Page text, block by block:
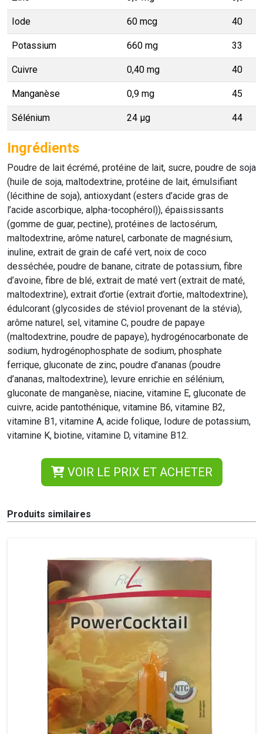
Iode 60 mcg 40
Potassium 660 mg 33
Cuivre 0,40 mg 40
Manganèse 0,9 mg 45
Sélénium 24 µg 44
Ingrédients
Poudre de lait écrémé, protéine de lait, sucre, poudre de soja
(huile de soja, maltodextrine, protéine de lait, émulsifiant
(lécithine de soja), antioxydant (esters d’acide gras de
l’acide ascorbique, alpha-tocophérol)), épaississants
(gomme de guar, pectine), protéines de lactosérum,
maltodextrine, arôme naturel, carbonate de magnésium,
inuline, extrait de grain de café vert, noix de coco
desséchée, poudre de banane, citrate de potassium, fibre
d’avoine, fibre de blé, extrait de maté vert (extrait de maté,
maltodextrine), extrait d’ortie (extrait d’ortie, maltodextrine),
édulcorant (glycosides de stéviol provenant de la stévia),
arôme naturel, sel, vitamine C, poudre de papaye
(maltodextrine, poudre de papaye), hydrogénocarbonate de
sodium, hydrogénophosphate de sodium, phosphate
ferrique, gluconate de zinc, poudre d’ananas (poudre
d’ananas, maltodextrine), levure enrichie en sélénium,
gluconate de manganèse, niacine, vitamine E, gluconate de
cuivre, acide pantothénique, vitamine B6, vitamine B2,
vitamine B1, vitamine A, acide folique, Iodure de potassium,
vitamine K, biotine, vitamine D, vitamine B12.
VOIR LE PRIX ET ACHETER
Produits similaires